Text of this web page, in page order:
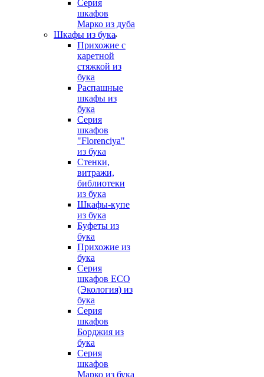
Серия
шкафов
Марко из дуба
Шкафы из бука
Прихожие с
каретной
стяжкой из
бука
Распашные
шкафы из
бука
Серия
шкафов
"Florenciya"
из бука
Стенки,
витражи,
библиотеки
из бука
Шкафы-купе
из бука
Буфеты из
бука
Прихожие из
бука
Серия
шкафов ECO
(Экология) из
бука
Серия
шкафов
Борджия из
бука
Серия
шкафов
Марко из бука